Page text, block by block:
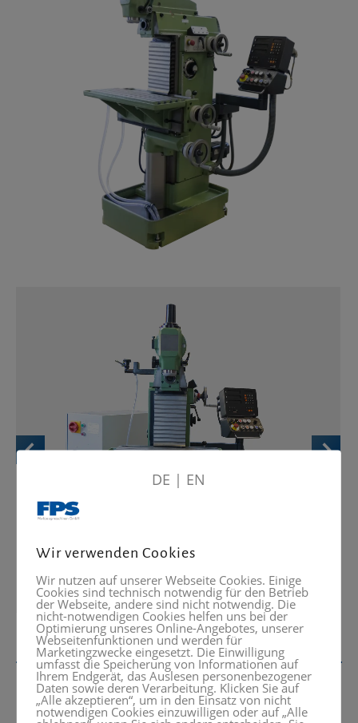
DE | EN
Wir verwenden Cookies
Wir nutzen auf unserer Webseite Cookies. Einige
Cookies sind technisch notwendig für den Betrieb
der Webseite, andere sind nicht notwendig. Die
nicht-notwendigen Cookies helfen uns bei der
Optimierung unseres Online-Angebotes, unserer
Webseitenfunktionen und werden für
Marketingzwecke eingesetzt. Die Einwilligung
umfasst die Speicherung von Informationen auf
Ihrem Endgerät, das Auslesen personenbezogener
Daten sowie deren Verarbeitung. Klicken Sie auf
„Alle akzeptieren“, um in den Einsatz von nicht
notwendigen Cookies einzuwilligen oder auf „Alle